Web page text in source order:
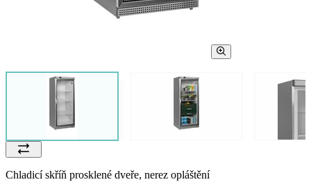
Chladicí skříň prosklené dveře, nerez opláštění